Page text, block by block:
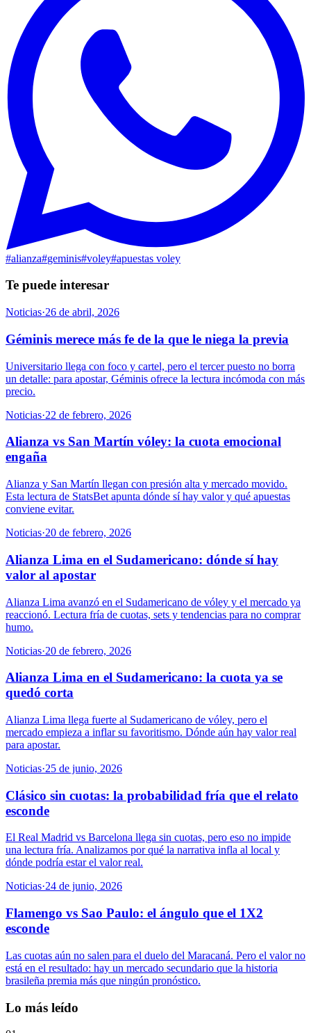
#alianza#geminis#voley#apuestas voley
Te puede interesar
Noticias·26 de abril, 2026
Géminis merece más fe de la que le niega la previa
Universitario llega con foco y cartel, pero el tercer puesto no borra
un detalle: para apostar, Géminis ofrece la lectura incómoda con más
precio.
Noticias·22 de febrero, 2026
Alianza vs San Martín vóley: la cuota emocional
engaña
Alianza y San Martín llegan con presión alta y mercado movido.
Esta lectura de StatsBet apunta dónde sí hay valor y qué apuestas
conviene evitar.
Noticias·20 de febrero, 2026
Alianza Lima en el Sudamericano: dónde sí hay
valor al apostar
Alianza Lima avanzó en el Sudamericano de vóley y el mercado ya
reaccionó. Lectura fría de cuotas, sets y tendencias para no comprar
humo.
Noticias·20 de febrero, 2026
Alianza Lima en el Sudamericano: la cuota ya se
quedó corta
Alianza Lima llega fuerte al Sudamericano de vóley, pero el
mercado empieza a inflar su favoritismo. Dónde aún hay valor real
para apostar.
Noticias·25 de junio, 2026
Clásico sin cuotas: la probabilidad fría que el relato
esconde
El Real Madrid vs Barcelona llega sin cuotas, pero eso no impide
una lectura fría. Analizamos por qué la narrativa infla al local y
dónde podría estar el valor real.
Noticias·24 de junio, 2026
Flamengo vs Sao Paulo: el ángulo que el 1X2
esconde
Las cuotas aún no salen para el duelo del Maracaná. Pero el valor no
está en el resultado: hay un mercado secundario que la historia
brasileña premia más que ningún pronóstico.
Lo más leído